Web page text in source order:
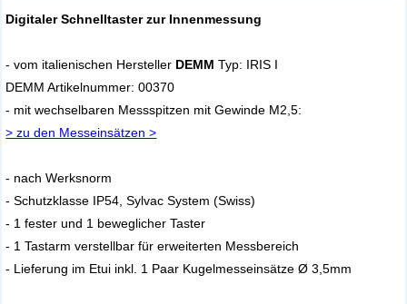
Digitaler Schnelltaster zur Innenmessung
- vom italienischen Hersteller DEMM Typ: IRIS I
DEMM Artikelnummer: 00370
- mit wechselbaren Messspitzen mit Gewinde M2,5:
> zu den Messeinsätzen >
- nach Werksnorm
- Schutzklasse IP54, Sylvac System (Swiss)
- 1 fester und 1 beweglicher Taster
- 1 Tastarm verstellbar für erweiterten Messbereich
- Lieferung im Etui inkl. 1 Paar Kugelmesseinsätze Ø 3,5mm